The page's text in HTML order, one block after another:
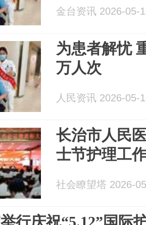
金台资讯 2026-05-
为患者解忧
万人次
人民资讯 2026-05-
长治市人民
士节护理工
社会瞭望塔 2026-